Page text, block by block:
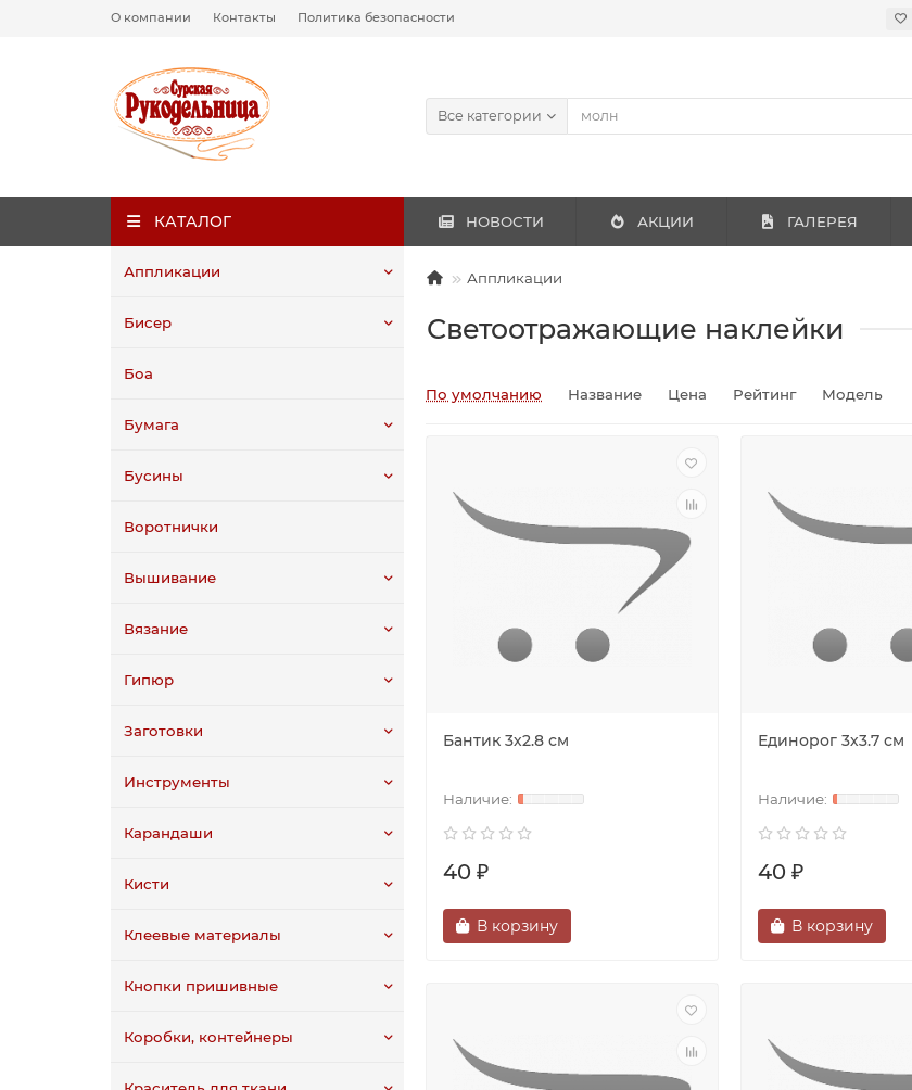
О компании Контакты Политика безопасности
Все категории
КАТАЛОГ
Аппликации
Бисер
Боа
Бумага
Бусины
Воротнички
Вышивание
Вязание
Гипюр
Заготовки
Инструменты
Карандаши
Кисти
Клеевые материалы
Кнопки пришивные
Коробки, контейнеры
НОВОСТИ АКЦИИ ГАЛЕРЕЯ
Аппликации
Светоотражающие наклейки
По умолчанию Название Цена Рейтинг Модель
Бантик 3х2.8 см
40 ₽
В корзину
Единорог 3х3.7 см
40 ₽
В корзину